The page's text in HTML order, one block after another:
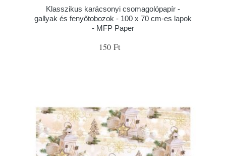
Klasszikus karácsonyi csomagolópapír -
gallyak és fenyőtobozok - 100 x 70 cm-es lapok
- MFP Paper
150 Ft